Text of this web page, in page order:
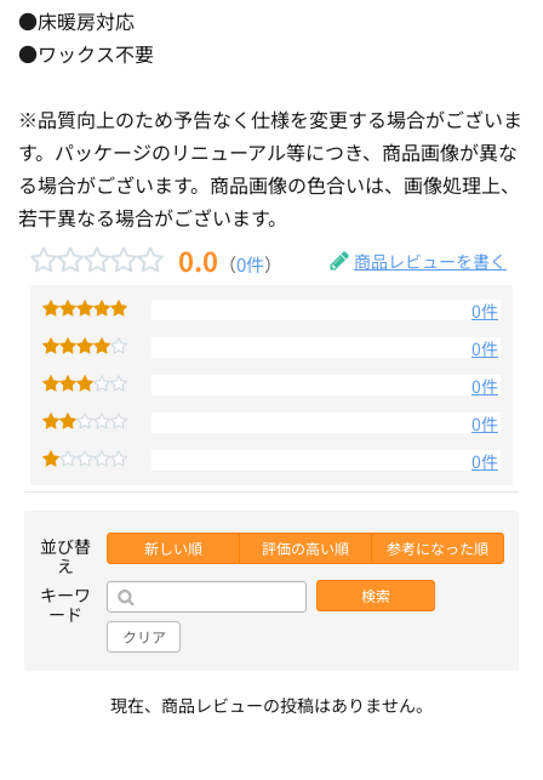
●床暖房対応
●ワックス不要
※品質向上のため予告なく仕様を変更する場合がございま
す。パッケージのリニューアル等につき、商品画像が異な
る場合がございます。商品画像の色合いは、画像処理上、
若干異なる場合がございます。
0.0 （0件） 商品レビューを書く
0件
0件
0件
0件
0件
並び替
え
新しい順 評価の高い順 参考になった順
キーワ
ード
検索
クリア
現在、商品レビューの投稿はありません。